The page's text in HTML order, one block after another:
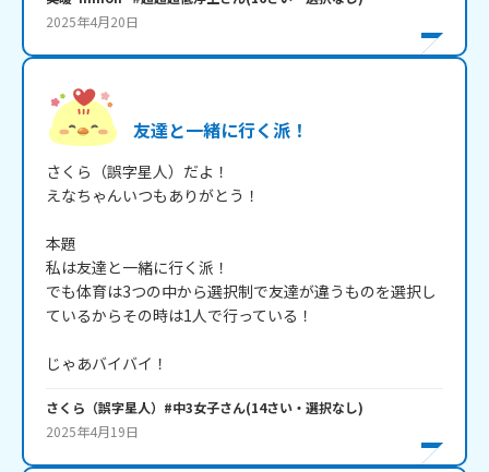
2025年4月20日
友達と一緒に行く派！
さくら（誤字星人）だよ！
えなちゃんいつもありがとう！
本題
私は友達と一緒に行く派！
でも体育は3つの中から選択制で友達が違うものを選択し
ているからその時は1人で行っている！
じゃあバイバイ！
さくら（誤字星人）#中3女子さん(14さい・ 選択なし)
2025年4月19日